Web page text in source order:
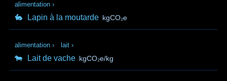
alimentation ›
🐇 Lapin à la moutarde kgCO₂e
alimentation › lait ›
🐄 Lait de vache kgCO₂e/kg